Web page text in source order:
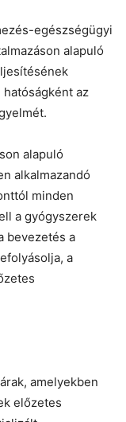
egészségügyi
alapuló
az
alapuló
alkalmazandó
minden
a gyógyszerek
bevezetés a
a
amelyekben
előzetes